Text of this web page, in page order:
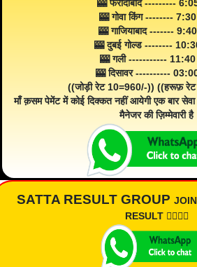
🎰 फरीदाबाद ---------
🎰 गोवा किंग --------
🎰 गाजियाबाद -------
🎰 दुबई गोल्ड --------
🎰 गली ----------- 11:40
🎰 दिसावर ----------
((जोड़ी रेट 10=960/-)) ((हरूफ़
माँ क़सम पेमेंट में कोई दिक्कत नहीं आयेगी एक बार
मैनेजर की ज़िम्मेवारी है
SATTA RESULT GROUP
RESULT 👇🏾👇🏾